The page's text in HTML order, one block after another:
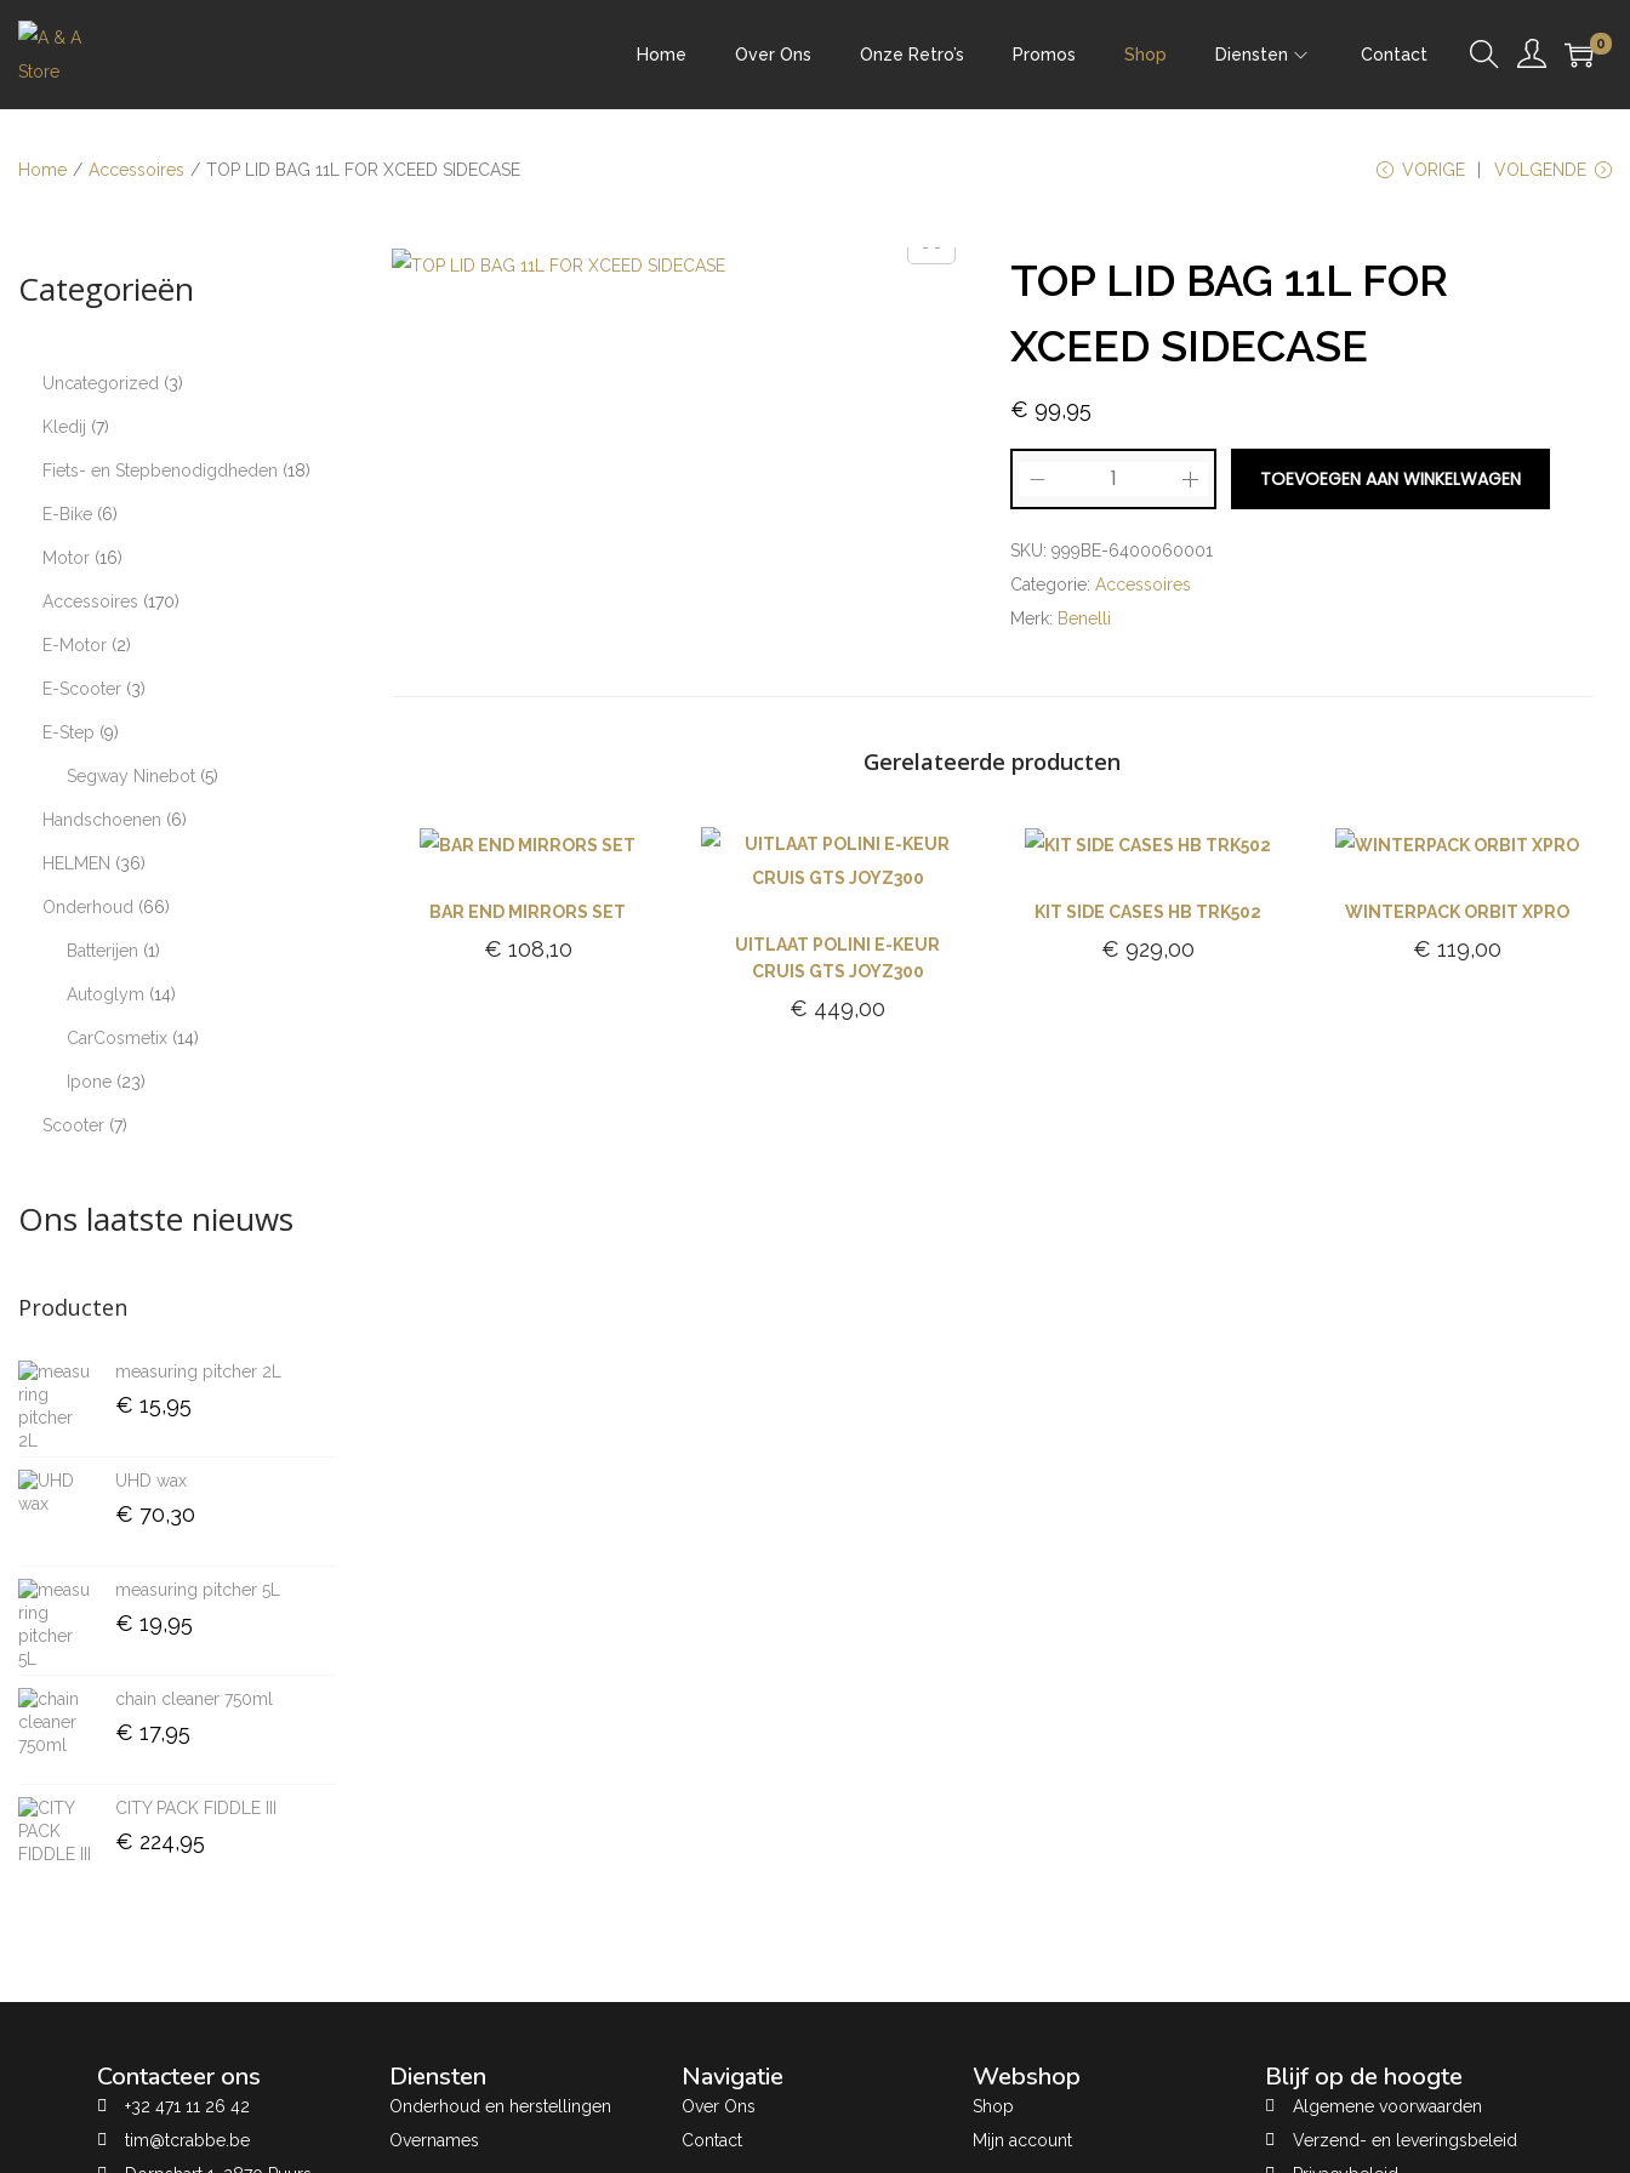
Home Over Ons Onze Retro’s Promos Shop Diensten Contact
0
Home / Accessoires / TOP LID BAG 11L FOR XCEED SIDECASE VORIGE VOLGENDE
TOP LID BAG 11L FOR
XCEED SIDECASE
€ 99,95
TOEVOEGEN AAN WINKELWAGEN
SKU:999BE-6400060001
Categorie:Accessoires
Merk: Benelli
Gerelateerde producten
BAR END MIRRORS SET
€ 108,10
UITLAAT POLINI E-KEUR
CRUIS GTS JOYZ300
€ 449,00
KIT SIDE CASES HB TRK502
€ 929,00
WINTERPACK ORBIT XPRO
€ 119,00
Categorieën
Uncategorized 3
Kledij 7
Fiets- en Stepbenodigdheden 18
E-Bike 6
Motor 16
Accessoires 170
E-Motor 2
E-Scooter 3
E-Step 9
Segway Ninebot 5
Handschoenen 6
HELMEN 36
Onderhoud 66
Batterijen 1
Autoglym 14
CarCosmetix 14
Ipone 23
Scooter 7
Ons laatste nieuws
Producten
measuring pitcher 2L
€ 15,95
UHD wax
€ 70,30
measuring pitcher 5L
€ 19,95
chain cleaner 750ml
€ 17,95
CITY PACK FIDDLE III
€ 224,95
Contacteer ons
+32 471 11 26 42
tim@tcrabbe.be
Diensten
Onderhoud en herstellingen
Overnames
Navigatie
Over Ons
Contact
Webshop
Shop
Mijn account
Blijf op de hoogte
Algemene voorwaarden
Verzend- en leveringsbeleid